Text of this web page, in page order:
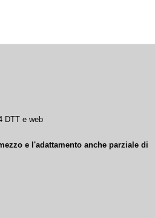
DTT e web
e l'adattamento anche parziale di